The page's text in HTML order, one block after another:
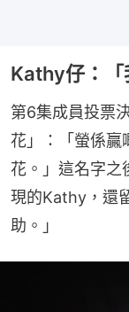
Kathy仔：「
第6集成員投票
花」：「螢係贏
花。」這名字之
現的Kathy，還
助。」